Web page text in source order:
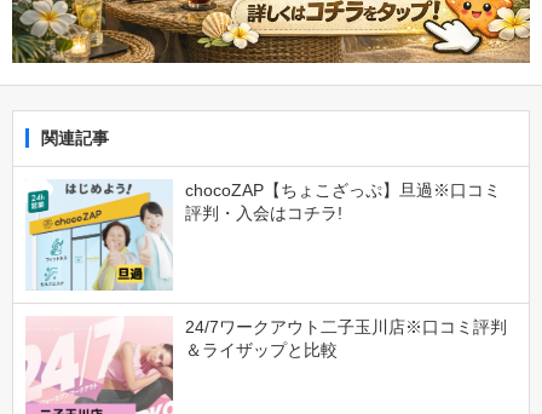
関連記事
chocoZAP【ちょこざっぷ】旦過※口コミ
評判・入会はコチラ!
24/7ワークアウト二子玉川店※口コミ評判
＆ライザップと比較